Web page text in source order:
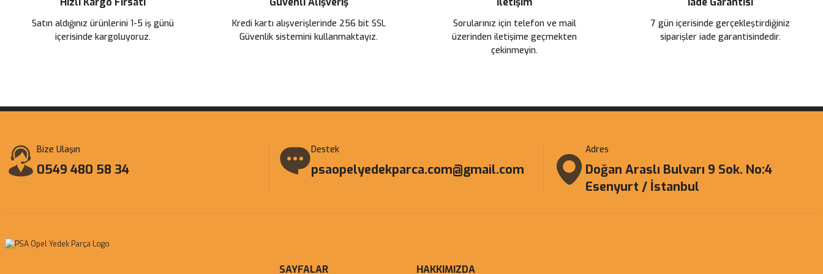
Satın aldığınız ürünlerini 1-5 iş günü
içerisinde kargoluyoruz.
Kredi kartı alışverişlerinde 256 bit SSL
Güvenlik sistemini kullanmaktayız.
Sorularınız için telefon ve mail
üzerinden iletişime geçmekten
çekinmeyin.
7 gün içerisinde gerçekleştirdiğiniz
siparişler iade garantisindedir.
Bize Ulaşın
0549 480 58 34
Destek
psaopelyedekparca.com@gmail.com
Adres
Doğan Araslı Bulvarı 9 Sok. No:4
Esenyurt / İstanbul
SAYFALAR HAKKIMIZDA